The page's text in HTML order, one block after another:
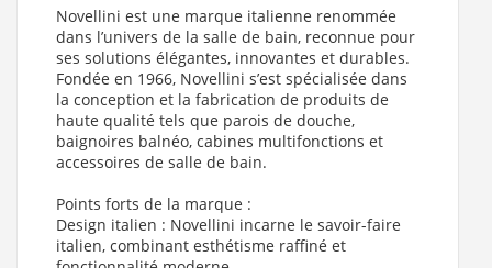
Paroi de douche Fixe KUADRA H Sérigraphié GRID 80 cm
(Finition profils paroi : Noir , Taille Paroi douche : 80 cm ,
Version - sens : Réversible)
Paroi de douche Fixe KUADRA H Sérigraphié GRID 90 cm
(Finition profils paroi : Noir , Taille Paroi douche : 90 cm ,
Version - sens : Réversible)
Paroi de douche Fixe KUADRA H Sérigraphié GRID 100 cm
(Finition profils paroi : Noir , Taille Paroi douche : 100 cm ,
Paroi de douche Fixe KUADRA H Sérigraphié GRID 110 cm
(Finition profils paroi : Noir , Taille Paroi douche : 110 cm ,
Version - sens : Réversible)
Novellini est une marque italienne renommée
dans l’univers de la salle de bain, reconnue pour
ses solutions élégantes, innovantes et durables.
Fondée en 1966, Novellini s’est spécialisée dans
la conception et la fabrication de produits de
haute qualité tels que parois de douche,
baignoires balnéo, cabines multifonctions et
accessoires de salle de bain.
Points forts de la marque :
Design italien : Novellini incarne le savoir-faire
italien, combinant esthétisme raffiné et